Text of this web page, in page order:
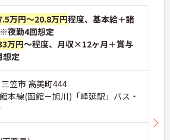
万円～20.8万円程度、基本給＋諸
勤4回想定
万円～程度、月収×12ヶ月＋賞与
想定
笠市 高美町444
本線(函館－旭川)「峰延駅」バス・